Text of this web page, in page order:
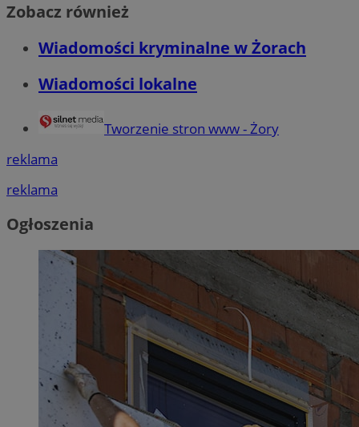
Zobacz również
Wiadomości kryminalne w Żorach
Wiadomości lokalne
Tworzenie stron www - Żory
reklama
reklama
Ogłoszenia